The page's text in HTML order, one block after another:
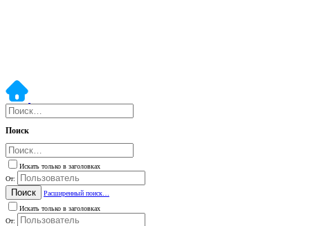
Поиск
Искать только в заголовках
От:
Поиск
Расширенный поиск…
Искать только в заголовках
От: